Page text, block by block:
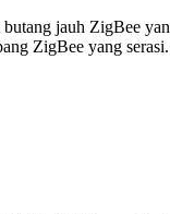
jauh ZigBee
ZigBee yang